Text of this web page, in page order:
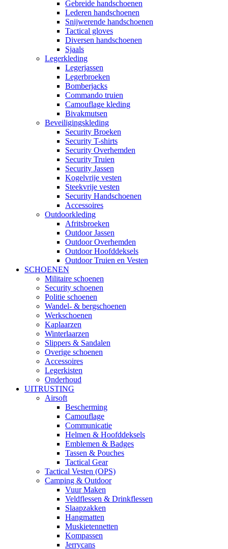
Gebreide handschoenen
Lederen handschoenen
Snijwerende handschoenen
Tactical gloves
Diversen handschoenen
Sjaals
Legerkleding
Legerjassen
Legerbroeken
Bomberjacks
Commando truien
Camouflage kleding
Bivakmutsen
Beveiligingskleding
Security Broeken
Security T-shirts
Security Overhemden
Security Truien
Security Jassen
Kogelvrije vesten
Steekvrije vesten
Security Handschoenen
Accessoires
Outdoorkleding
Afritsbroeken
Outdoor Jassen
Outdoor Overhemden
Outdoor Hoofddeksels
Outdoor Truien en Vesten
SCHOENEN
Militaire schoenen
Security schoenen
Politie schoenen
Wandel- & bergschoenen
Werkschoenen
Kaplaarzen
Winterlaarzen
Slippers & Sandalen
Overige schoenen
Accessoires
Legerkisten
Onderhoud
UITRUSTING
Airsoft
Bescherming
Camouflage
Communicatie
Helmen & Hoofddeksels
Emblemen & Badges
Tassen & Pouches
Tactical Gear
Tactical Vesten (OPS)
Camping & Outdoor
Vuur Maken
Veldflessen & Drinkflessen
Slaapzakken
Hangmatten
Muskietennetten
Kompassen
Jerrycans